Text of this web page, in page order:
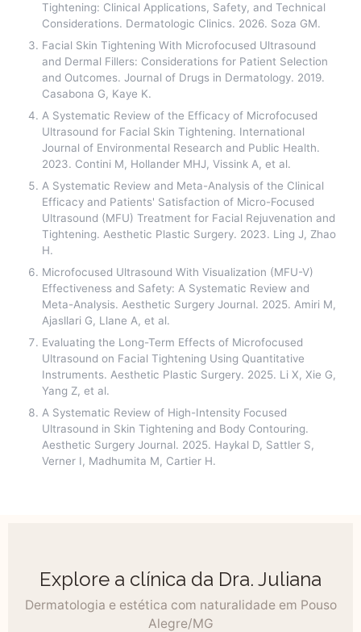
Tightening: Clinical Applications, Safety, and Technical
Considerations. Dermatologic Clinics. 2026. Soza GM.
Facial Skin Tightening With Microfocused Ultrasound
and Dermal Fillers: Considerations for Patient Selection
and Outcomes. Journal of Drugs in Dermatology. 2019.
Casabona G, Kaye K.
A Systematic Review of the Efficacy of Microfocused
Ultrasound for Facial Skin Tightening. International
Journal of Environmental Research and Public Health.
2023. Contini M, Hollander MHJ, Vissink A, et al.
A Systematic Review and Meta-Analysis of the Clinical
Efficacy and Patients' Satisfaction of Micro-Focused
Ultrasound (MFU) Treatment for Facial Rejuvenation and
Tightening. Aesthetic Plastic Surgery. 2023. Ling J, Zhao
H.
Microfocused Ultrasound With Visualization (MFU-V)
Effectiveness and Safety: A Systematic Review and
Meta-Analysis. Aesthetic Surgery Journal. 2025. Amiri M,
Ajasllari G, Llane A, et al.
Evaluating the Long-Term Effects of Microfocused
Ultrasound on Facial Tightening Using Quantitative
Instruments. Aesthetic Plastic Surgery. 2025. Li X, Xie G,
Yang Z, et al.
A Systematic Review of High-Intensity Focused
Ultrasound in Skin Tightening and Body Contouring.
Aesthetic Surgery Journal. 2025. Haykal D, Sattler S,
Verner I, Madhumita M, Cartier H.
Explore a clínica da Dra. Juliana
Dermatologia e estética com naturalidade em Pouso
Alegre/MG